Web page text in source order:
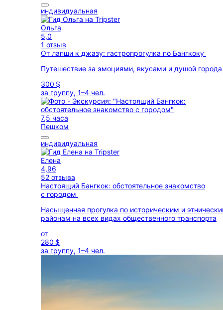
индивидуальная
Ольга
5,0
1 отзыв
От лапши к джазу: гастропрогулка по Бангкоку
Путешествие за эмоциями, вкусами и душой города
300 $
за группу, 1–4 чел.
7,5 часа
Пешком
индивидуальная
Елена
4,96
52 отзыва
Настоящий Бангкок: обстоятельное знакомство
с городом
Насыщенная прогулка по историческим и
районам на всех видах общественного транспорта
от
280 $
за группу, 1–4 чел.